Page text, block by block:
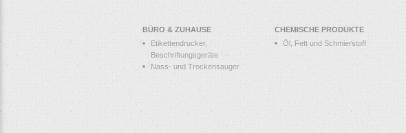
BÜRO & ZUHAUSE
Etikettendrucker,
Beschriftungsgeräte
Nass- und Trockensauger
CHEMISCHE PRODUKTE
Öl, Fett und Schmierstoff